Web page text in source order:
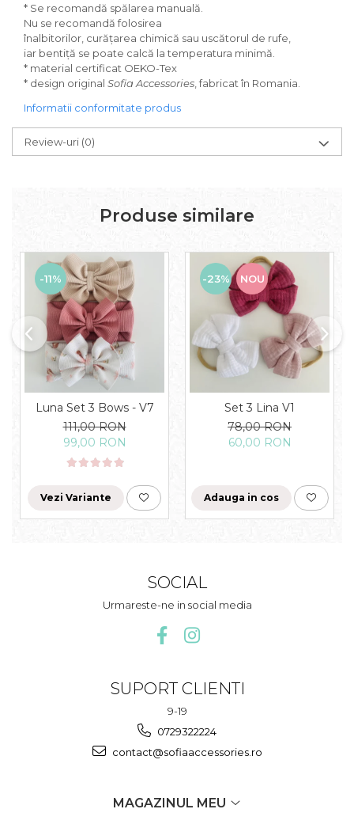
* Se recomandă spălarea manuală.
Nu se recomandă folosirea
înalbitorilor, curățarea chimică sau uscătorul de rufe,
iar bentiță se poate calcă la temperatura minimă.
* material certificat OEKO-Tex
* design original Sofia Accessories , fabricat în Romania.
Informatii conformitate produs
Review-uri (0)
Produse similare
-11%
Luna Set 3 Bows - V7
111,00 RON
99,00 RON
Vezi Variante
-23% NOU
Set 3 Lina V1
78,00 RON
60,00 RON
Adauga in cos
SOCIAL
Urmareste-ne in social media
SUPORT CLIENTI
9-19
0729322224
contact@sofiaaccessories.ro
MAGAZINUL MEU